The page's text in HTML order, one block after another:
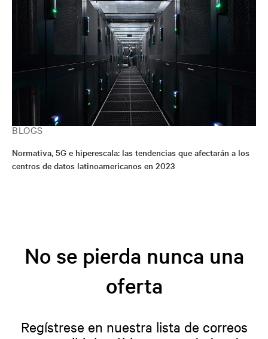
BLOGS
Normativa, 5G e hiperescala: las tendencias que afectarán a los
centros de datos latinoamericanos en 2023
No se pierda nunca una
oferta
Regístrese en nuestra lista de correos